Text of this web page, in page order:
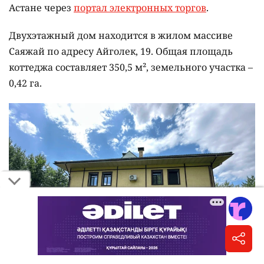
Астане через портал электронных торгов.
Двухэтажный дом находится в жилом массиве
Саяжай по адресу Айголек, 19. Общая площадь
коттеджа составляет 350,5 м², земельного участка –
0,42 га.